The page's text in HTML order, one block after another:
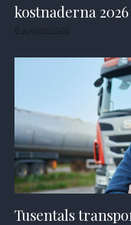
kostnaderna 2026
6 augusti 2026
Tusentals